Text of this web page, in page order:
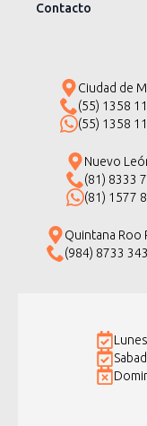
Contacto
Ciudad de
(55) 1358
(55) 1358
Nuevo
(81) 8333
(81) 1577
Quintana Roo
(984) 8733 343